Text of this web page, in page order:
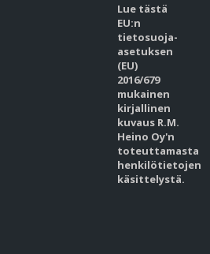
Lue tästä
EU:n
tietosuoja-
asetuksen
(EU)
2016/679
mukainen
kirjallinen
kuvaus R.M.
Heino Oy'n
toteuttamasta
henkilötietojen
käsittelystä.